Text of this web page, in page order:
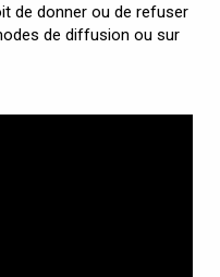
de donner ou de refuser
de diffusion ou sur